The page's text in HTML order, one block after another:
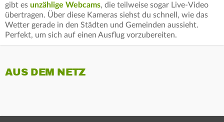
gibt es unzählige Webcams, die teilweise sogar Live-Video
übertragen. Über diese Kameras siehst du schnell, wie das
Wetter gerade in den Städten und Gemeinden aussieht.
Perfekt, um sich auf einen Ausflug vorzubereiten.
AUS DEM NETZ